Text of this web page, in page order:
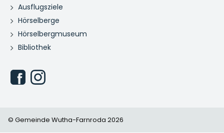
Ausflugsziele
Hörselberge
Hörselbergmuseum
Bibliothek
© Gemeinde Wutha-Farnroda 2026